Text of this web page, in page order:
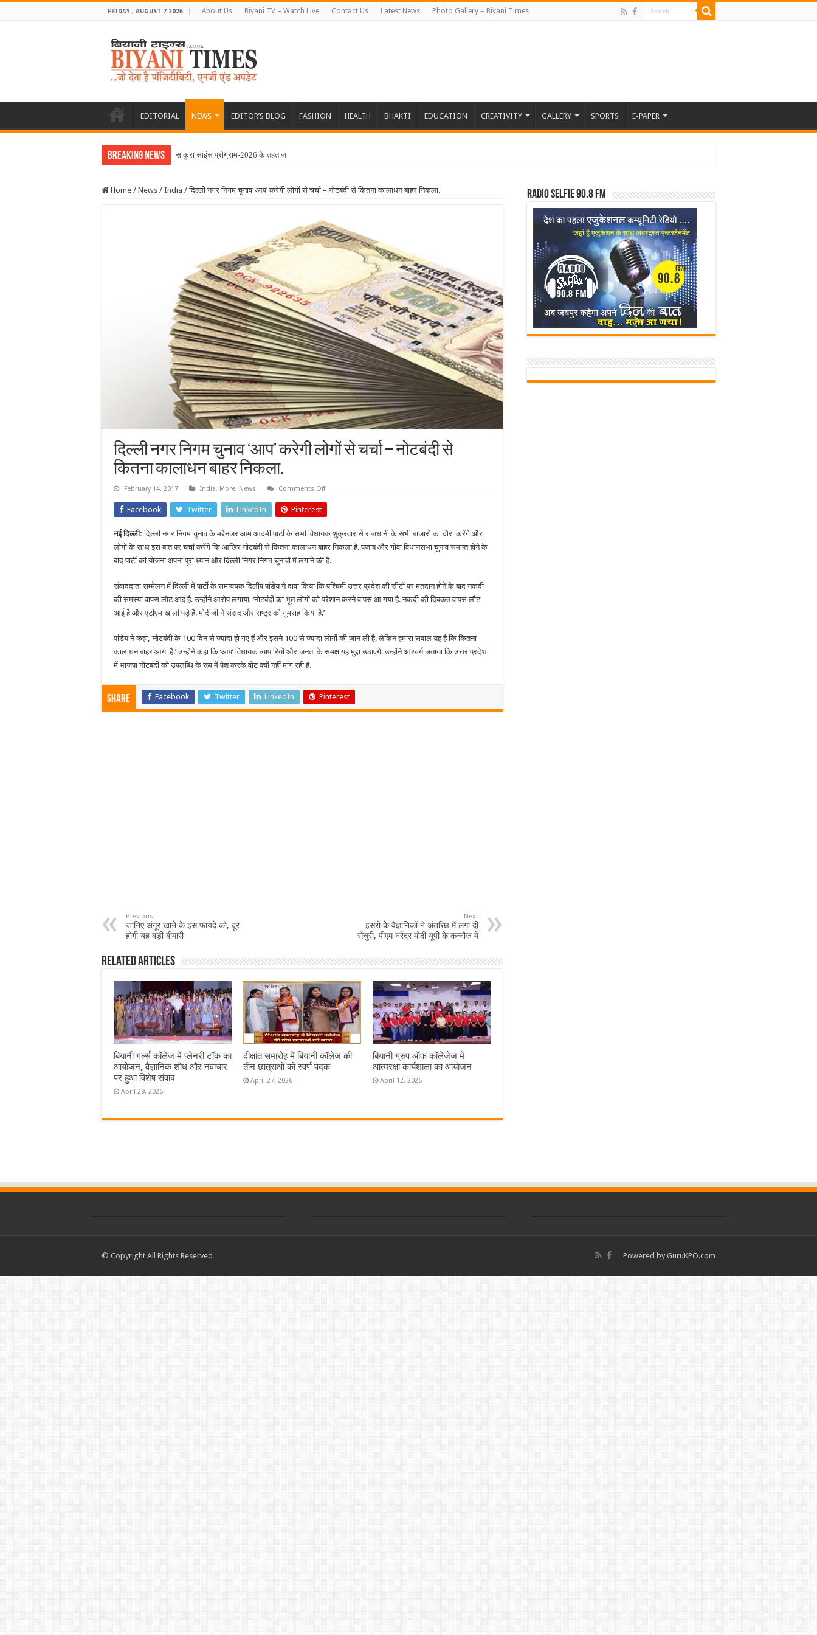
FRIDAY , AUGUST 7 2026 About Us Biyani TV – Watch Live Contact Us Latest News Photo Gallery – Biyani Times
EDITORIAL NEWS EDITOR’S BLOG FASHION HEALTH BHAKTI EDUCATION CREATIVITY GALLERY SPORTS E-PAPER
Breaking News साकुरा साइंस प्रोग्राम-2026 के तहत जापान रवाना हुई बियानी
Home / News / India / दिल्ली नगर निगम चुनाव ‘आप’ करेगी लोगों से चर्चा – नोटबंदी से कितना कालाधन बाहर निकला.
दिल्ली नगर निगम चुनाव ‘आप’ करेगी लोगों से चर्चा – नोटबंदी से
कितना कालाधन बाहर निकला.
February 14, 2017 India, More, News Comments Offon
नगर
करेगी
लोगों
से
चर्चा
से
कितना
कालाधन
Facebook Twitter LinkedIn Pinterest
नई दिल्ली: दिल्ली नगर निगम चुनाव के मद्देनजर आम आदमी पार्टी के सभी विधायक शुक्रवार से राजधानी के सभी बाजारों का दौरा करेंगे और
लोगों के साथ इस बात पर चर्चा करेंगे कि आखिर नोटबंदी से कितना कालाधन बाहर निकला है. पंजाब और गोवा विधानसभा चुनाव समाप्त होने के
बाद पार्टी की योजना अपना पूरा ध्यान और दिल्ली निगर निगम चुनावों में लगाने की है.
संवाददाता सम्मेलन में दिल्ली में पार्टी के समन्वयक दिलीप पांडेय ने दावा किया कि पश्चिमी उत्तर प्रदेश की सीटों पर मतदान होने के बाद नकदी
की समस्या वापस लौट आई है. उन्होंने आरोप लगाया, ‘नोटबंदी का भूत लोगों को परेशान करने वापस आ गया है. नकदी की दिक्कत वापस लौट
आई है और एटीएम खाली पड़े हैं. मोदीजी ने संसद और राष्ट्र को गुमराह किया है.’
पांडेय ने कहा, ‘नोटबंदी के 100 दिन से ज्यादा हो गए हैं और इसने 100 से ज्यादा लोगों की जान ली है, लेकिन हमारा सवाल यह है कि कितना
कालाधन बाहर आया है.’ उन्होंने कहा कि ‘आप’ विधायक व्यापारियों और जनता के समक्ष यह मुद्दा उठाएंगे. उन्होंने आश्चर्य जताया कि उत्तर प्रदेश
में भाजपा नोटबंदी को उपलब्धि के रूप में पेश करके वोट क्यों नहीं मांग रही है.
Share Facebook Twitter LinkedIn Pinterest
Previous
जानिए अंगूर खाने के इस फायदे को, दूर
होगी यह बड़ी बीमारी
Next
इसरो के वैज्ञानिकों ने अंतरिक्ष में लगा दी
सेंचुरी, पीएम नरेंद्र मोदी यूपी के कन्नौज में
Related Articles
बियानी गर्ल्स कॉलेज में प्लेनरी टॉक का
आयोजन, वैज्ञानिक शोध और नवाचार
पर हुआ विशेष संवाद
April 29, 2026
दीक्षांत समारोह में बियानी कॉलेज की
तीन छात्राओं को स्वर्ण पदक
April 27, 2026
बियानी ग्रुप ऑफ कॉलेजेज में
आत्मरक्षा कार्यशाला का आयोजन
April 12, 2026
Radio Selfie 90.8 FM
Powered by GuruKPO.com
© Copyright All Rights Reserved